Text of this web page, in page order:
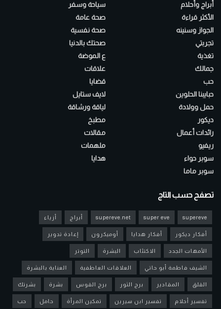
أبراج وأحلام
الأكثر قراءة
الجواز وسنينه
تجربتي
تغذية
جمالك
حب
حبايبنا الحلوين
حمل وولادة
ديكور
رائدات أعمال
ريفيو
سوبر حواء
سوبر ماما
سياحة وسفر
صحة عامة
صحة نفسية
صحتك بالدنيا
ع الموضة
علاقات
قضايا
لايف ستايل
لياقة ورشاقة
مطبخ
مقالات
ملهمات
هدايا
تصفح حسب التاج
supereve
super eve
supereve.net أبراج أزياء
أفكار ديكور أفكار هدايا أوميكرون إعادة تدوير
الأمهات الجدد الاكتئاب البشرة التوتر
الشيف فاطمة أبو حاتي العلاقات العاطفية العناية بالبشرة
القلق المقادير برج الثور برج القوس بشرة بشرتك
تفسير أحلام تفسير ابن سيرين تمكين المرأة حامل حب